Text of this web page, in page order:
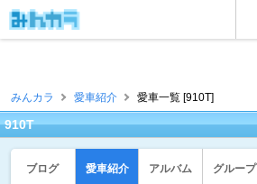
みんカラ 愛車紹介 愛車一覧 [910T]
910T
ブログ 愛車紹介 アルバム グループ